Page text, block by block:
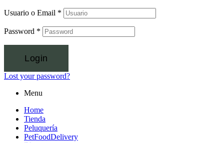
Usuario o Email *
Password *
Login
Lost your password?
Menu
Home
Tienda
Peluquería
PetFoodDelivery